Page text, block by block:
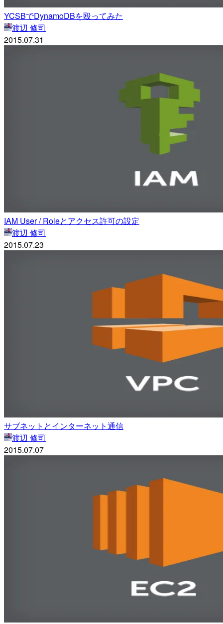
YCSBでDynamoDBを殴ってみた
渡辺 修司
2015.07.31
IAM User / Roleとアクセス許可の設定
渡辺 修司
2015.07.23
サブネットとインターネット通信
渡辺 修司
2015.07.07